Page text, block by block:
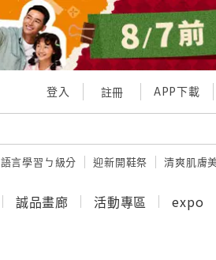
登入 註冊 APP下載
語言學習ㄅ級分 迎新開鞋祭 清爽肌膚
誠品畫廊 活動專區 expo